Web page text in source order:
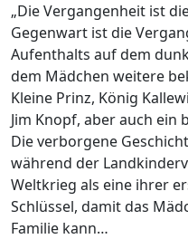
„Die Vergangenheit ist
Gegenwart ist die
Aufenthalts auf dem
dem Mädchen weitere
Kleine Prinz, König
Jim Knopf, aber auch ein
Die verborgene
während der
Weltkrieg als eine ihrer
Schlüssel, damit das
Familie kann…